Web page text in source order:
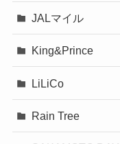
JALマイル
King&Prince
LiLiCo
Rain Tree